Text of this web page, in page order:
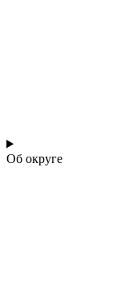
Об округе